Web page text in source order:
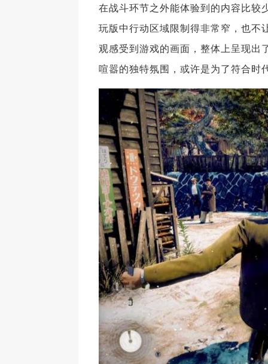
在战斗环节之外能体验到的内容比较
玩版中行动区域限制得非常窄，也不
观感受到游戏的画面，整体上呈现出
喧嚣的独特氛围，或许是为了符合时